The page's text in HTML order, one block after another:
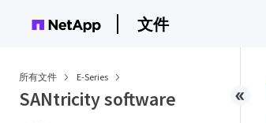
文件
所有文件 E-Series
SANtricity software